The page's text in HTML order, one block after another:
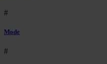
#
Mode
#